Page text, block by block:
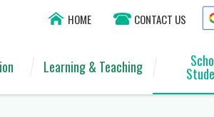
HOME CONTACT US
Learning & Teaching